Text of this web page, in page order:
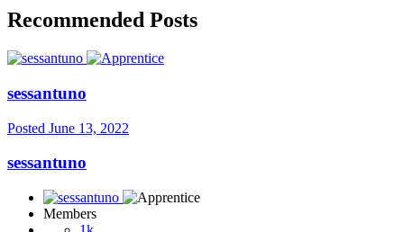
Recommended Posts
sessantuno
Posted June 13, 2022
sessantuno
Members